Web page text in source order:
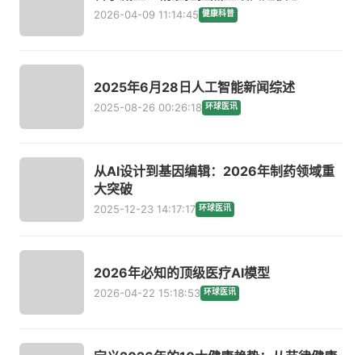
2026-04-09 11:14:45 健康科普
2025年6月28日人工智能新闻综述
2025-08-26 00:26:18 环球医讯
从AI设计到基因编辑：2026年制药领域重
大突破
2025-12-23 14:17:17 环球医讯
2026年必知的顶级医疗AI模型
2026-04-22 15:18:53 环球医讯